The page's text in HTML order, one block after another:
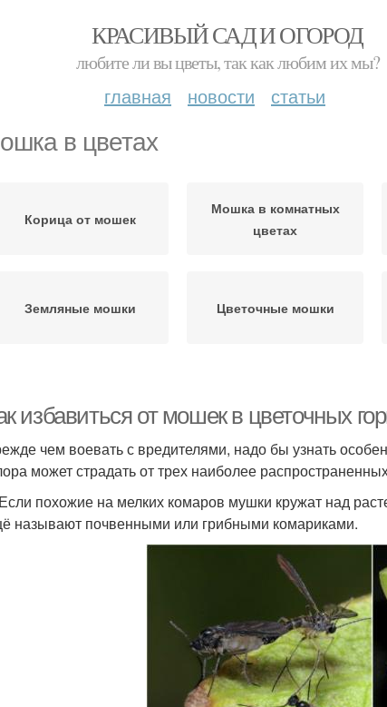
КРАСИВЫЙ САД И ОГОРОД
любите ли вы цветы, так как любим их мы?
главная новости статьи
в цветах
Корица от мошек
Мошка в комнатных
цветах
Земляные мошки Цветочные мошки
горшке
Препараты против
мошек
Ловушки для мошек
Цветочная мошка
избавиться от мошек в цветочных
чем воевать с вредителями, надо бы узнать
может страдать от трех наиболее
похожие на мелких комаров мушки кружат над
называют почвенными или грибными комариками.